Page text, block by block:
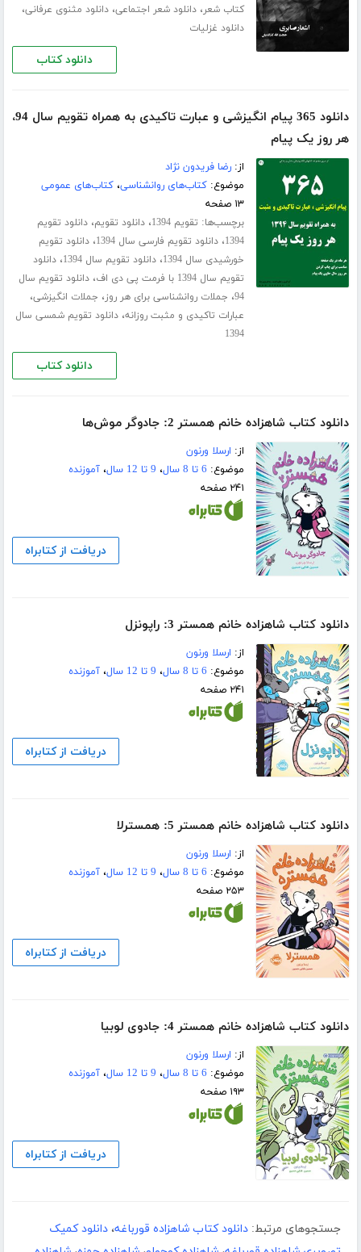
کتاب شعر،دانلود شعر اجتماعی،دانلود مثنوی عرفانی،
دانلود غزلیات
دانلود کتاب
دانلود 365 پیام انگیزشی و عبارت تاکیدی به همراه تقویم سال 94،
هر روز یک پیام
از:رضا فریدون نژاد
موضوع:کتاب‌های روانشناسی،کتاب‌های عمومی
۱۳ صفحه
برچسب‌ها: تقویم 1394 ،دانلود تقویم،دانلود تقویم
1394،دانلود تقویم فارسی سال 1394 ،دانلود تقویم
خورشیدی سال 1394
،دانلود تقویم سال 1394 ،دانلود
تقویم سال 1394 با فرمت پی دی اف
،دانلود تقویم سال
94، جملات روانشناسی برای هر روز، جملات انگیزشی،
عبارات تاکیدی و مثبت روزانه،دانلود تقویم شمسی سال
1394
دانلود کتاب
دانلود کتاب شاهزاده خانم همستر 2: جادوگر موش‌ها
از: ارسلا ورنون
موضوع: 6 تا 8 سال ، 9 تا 12 سال ،آموزنده
۲۴۱ صفحه
دریافت از کتابراه
دانلود کتاب شاهزاده خانم همستر 3: راپونزل
از: ارسلا ورنون
موضوع: 6 تا 8 سال ، 9 تا 12 سال ،آموزنده
۲۴۱ صفحه
دریافت از کتابراه
دانلود کتاب شاهزاده خانم همستر 5: همسترلا
از: ارسلا ورنون
موضوع: 6 تا 8 سال ، 9 تا 12 سال ،آموزنده
۲۵۳ صفحه
دریافت از کتابراه
دانلود کتاب شاهزاده خانم همستر 4: جادوی لوبیا
از: ارسلا ورنون
موضوع: 6 تا 8 سال ، 9 تا 12 سال ،آموزنده
۱۹۳ صفحه
دریافت از کتابراه
جستجوهای مرتبط: دانلود کتاب شاهزاده قورباغه، دانلود کمیک